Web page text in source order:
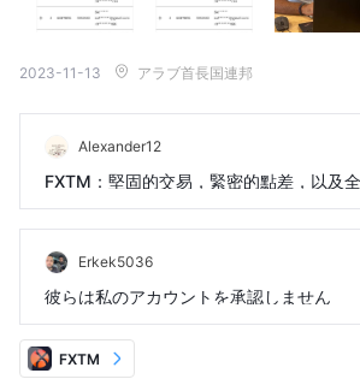
2023-11-13 アラブ首長国連邦
Alexander12
FXTM：堅固的交易，緊密的點差，以及
業人士
Erkek5036
彼らは私のアカウントを承認しません
FXTM